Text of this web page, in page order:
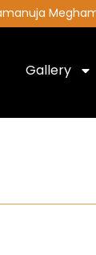
Gallery